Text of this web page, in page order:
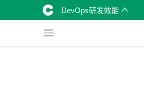
DevOps研发效能